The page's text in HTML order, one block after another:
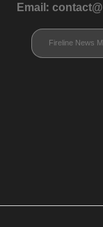
Email:
Fireline News